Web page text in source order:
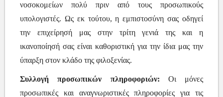
νοσοκομείων πολύ πριν από τους προσωπικούς
υπολογιστές. Ως εκ τούτου, η εμπιστοσύνη σας οδηγεί
την επιχείρησή μας στην τρίτη γενιά της και η
ικανοποίησή σας είναι καθοριστική για την ίδια μας την
ύπαρξη στον κλάδο της φιλοξενίας.
Συλλογή προσωπικών πληροφοριών: Οι μόνες
προσωπικές και αναγνωριστικές πληροφορίες για τις